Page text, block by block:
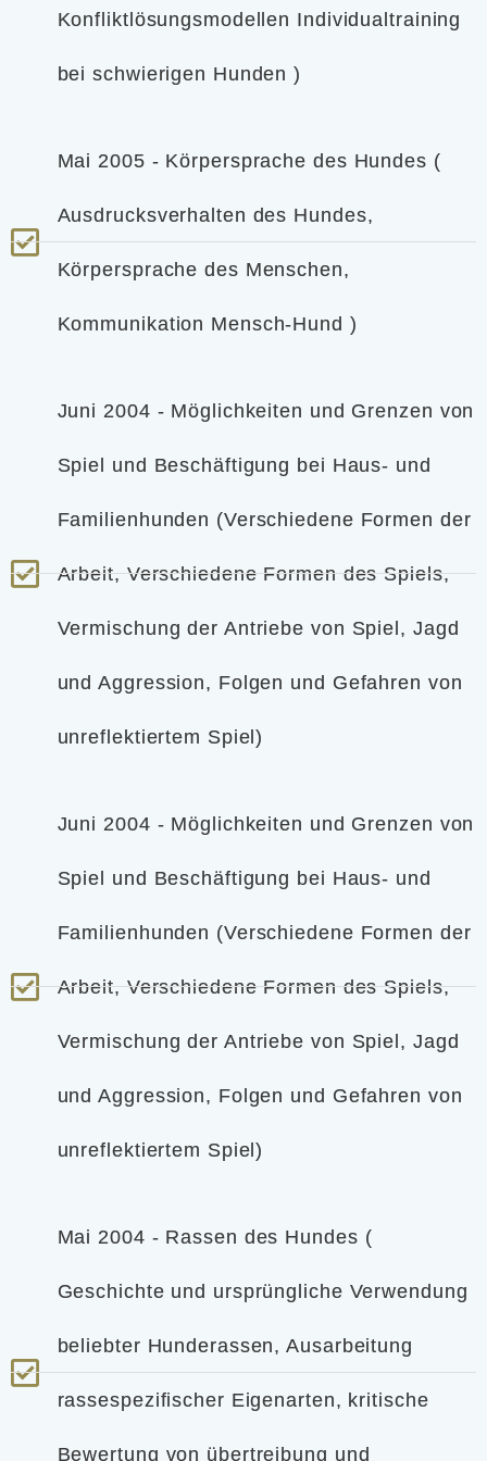
Konfliktlösungsmodellen Individualtraining
bei schwierigen Hunden )
Mai 2005 - Körpersprache des Hundes (
Ausdrucksverhalten des Hundes,
Körpersprache des Menschen,
Kommunikation Mensch-Hund )
Juni 2004 - Möglichkeiten und Grenzen von
Spiel und Beschäftigung bei Haus- und
Familienhunden (Verschiedene Formen der
Arbeit, Verschiedene Formen des Spiels,
Vermischung der Antriebe von Spiel, Jagd
und Aggression, Folgen und Gefahren von
unreflektiertem Spiel)
Juni 2004 - Möglichkeiten und Grenzen von
Spiel und Beschäftigung bei Haus- und
Familienhunden (Verschiedene Formen der
Arbeit, Verschiedene Formen des Spiels,
Vermischung der Antriebe von Spiel, Jagd
und Aggression, Folgen und Gefahren von
unreflektiertem Spiel)
Mai 2004 - Rassen des Hundes (
Geschichte und ursprüngliche Verwendung
beliebter Hunderassen, Ausarbeitung
rassespezifischer Eigenarten, kritische
Bewertung von übertreibung und